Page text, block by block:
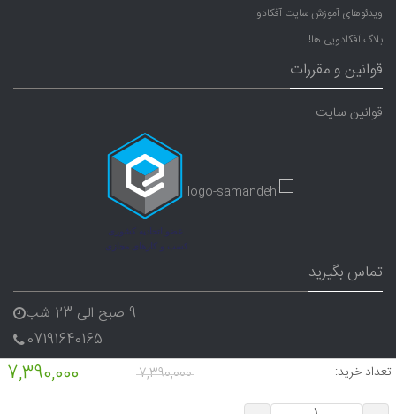
تعداد خرید: 7,390,000
7,390,000
ویدئوهای آموزش سایت آفکادو
بلاگ آفکادویی ها!
قوانین و مقررات
قوانین سایت
تماس بگیرید
9 صبح الی 23 شب
07191640165
09338282656